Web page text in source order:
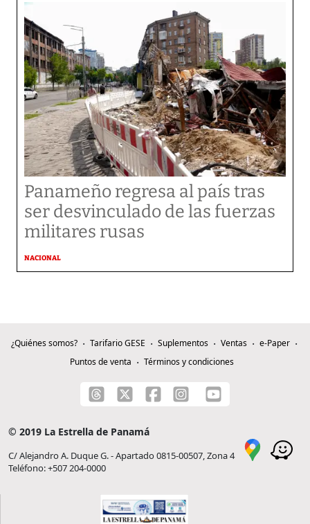
Panameño regresa al país tras
ser desvinculado de las fuerzas
militares rusas
NACIONAL
¿Quiénes somos? Tarifario GESE Suplementos Ventas
e-Paper
Puntos de venta
Términos y condiciones
© 2019 La Estrella de Panamá
C/ Alejandro A. Duque G. - Apartado 0815-00507, Zona 4
Teléfono: +507 204-0000